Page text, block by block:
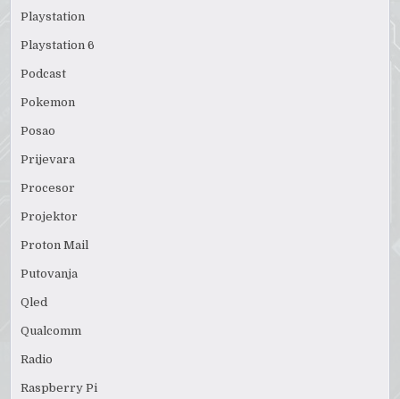
Playstation
Playstation 6
Podcast
Pokemon
Posao
Prijevara
Procesor
Projektor
Proton Mail
Putovanja
Qled
Qualcomm
Radio
Raspberry Pi